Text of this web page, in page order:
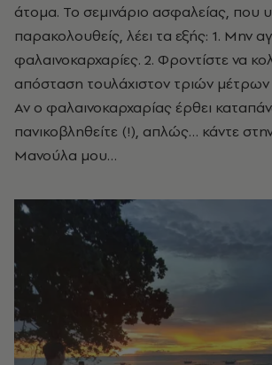
άτομα. Το σεμινάριο ασφαλείας, που
παρακολουθείς, λέει τα εξής: 1. Μην
φαλαινοκαρχαρίες. 2. Φροντίστε να
απόσταση τουλάχιστον τριών
Αν ο φαλαινοκαρχαρίας έρθει
πανικοβληθείτε (!), απλώς… κάντε
Μανούλα μου…